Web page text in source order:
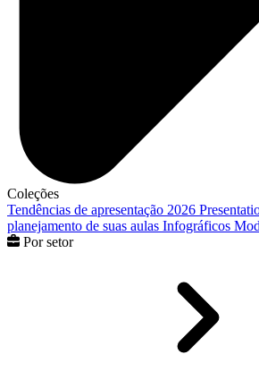
Coleções
Tendências de apresentação 2026
planejamento de suas aulas Infográficos
Por setor